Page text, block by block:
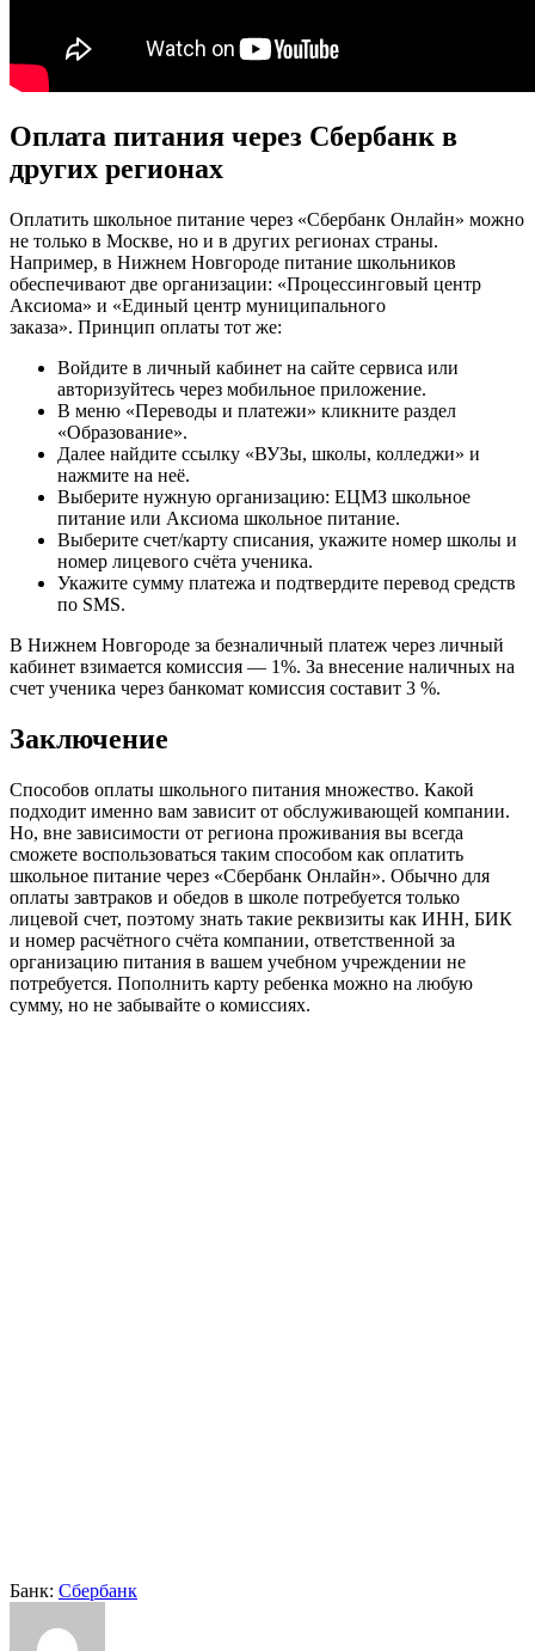
Оплата питания через Сбербанк в
других регионах
Оплатить школьное питание через «Сбербанк Онлайн» можно
не только в Москве, но и в других регионах страны.
Например, в Нижнем Новгороде питание школьников
обеспечивают две организации: «Процессинговый центр
Аксиома» и «Единый центр муниципального
заказа». Принцип оплаты тот же:
Войдите в личный кабинет на сайте сервиса или
авторизуйтесь через мобильное приложение.
В меню «Переводы и платежи» кликните раздел
«Образование».
Далее найдите ссылку «ВУЗы, школы, колледжи» и
нажмите на неё.
Выберите нужную организацию: ЕЦМЗ школьное
питание или Аксиома школьное питание.
Выберите счет/карту списания, укажите номер школы и
номер лицевого счёта ученика.
Укажите сумму платежа и подтвердите перевод средств
по SMS.
В Нижнем Новгороде за безналичный платеж через личный
кабинет взимается комиссия — 1%. За внесение наличных на
счет ученика через банкомат комиссия составит 3 %.
Заключение
Способов оплаты школьного питания множество. Какой
подходит именно вам зависит от обслуживающей компании.
Но, вне зависимости от региона проживания вы всегда
сможете воспользоваться таким способом как оплатить
школьное питание через «Сбербанк Онлайн». Обычно для
оплаты завтраков и обедов в школе потребуется только
лицевой счет, поэтому знать такие реквизиты как ИНН, БИК
и номер расчётного счёта компании, ответственной за
организацию питания в вашем учебном учреждении не
потребуется. Пополнить карту ребенка можно на любую
сумму, но не забывайте о комиссиях.
Банк: Сбербанк